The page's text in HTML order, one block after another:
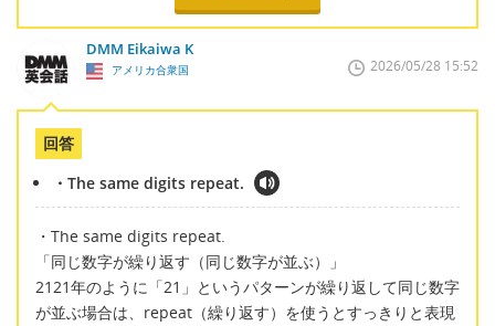
DMM Eikaiwa K
アメリカ合衆国 2026/05/28 15:52
回答
・The same digits repeat.
・The same digits repeat.
「同じ数字が繰り返す（同じ数字が並ぶ）」
2121年のように「21」というパターンが繰り返して同じ数字
が並ぶ場合は、repeat（繰り返す）を使うとすっきりと表現